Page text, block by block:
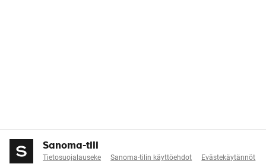
Sanoma-tili
Tietosuojalauseke Sanoma-tilin käyttöehdot Evästekäytännöt